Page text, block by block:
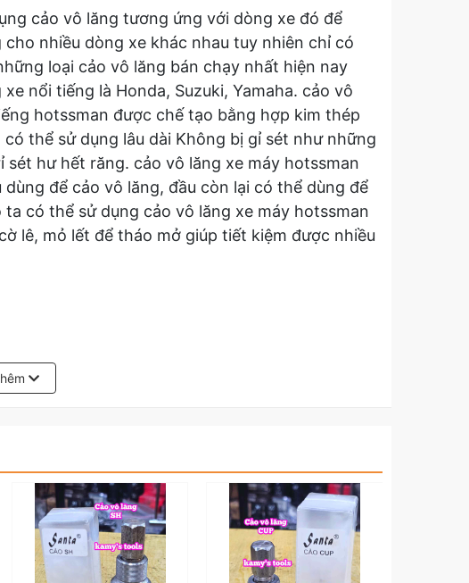
cảo vô lăng tương ứng với dòng xe đó để
nhiều dòng xe khác nhau tuy nhiên chỉ có
loại cảo vô lăng bán chạy nhất hiện nay
nổi tiếng là Honda, Suzuki, Yamaha. cảo vô
hotssman được chế tạo bằng hợp kim thép
thể sử dụng lâu dài Không bị gỉ sét như những
hư hết răng. cảo vô lăng xe máy hotssman
để cảo vô lăng, đầu còn lại có thể dùng để
có thể sử dụng cảo vô lăng xe máy hotssman
lê, mỏ lết để tháo mở giúp tiết kiệm được nhiều
tiết sản phẩm Cảo Vô Lăng Xe Máy Dream